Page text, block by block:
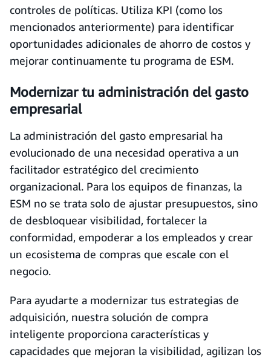
controles de políticas. Utiliza KPI (como los
mencionados anteriormente) para identificar
oportunidades adicionales de ahorro de costos y
mejorar continuamente tu programa de ESM.
Modernizar tu administración del gasto
empresarial
La administración del gasto empresarial ha
evolucionado de una necesidad operativa a un
facilitador estratégico del crecimiento
organizacional. Para los equipos de finanzas, la
ESM no se trata solo de ajustar presupuestos, sino
de desbloquear visibilidad, fortalecer la
conformidad, empoderar a los empleados y crear
un ecosistema de compras que escale con el
negocio.
Para ayudarte a modernizar tus estrategias de
adquisición, nuestra solución de compra
inteligente proporciona características y
capacidades que mejoran la visibilidad, agilizan los